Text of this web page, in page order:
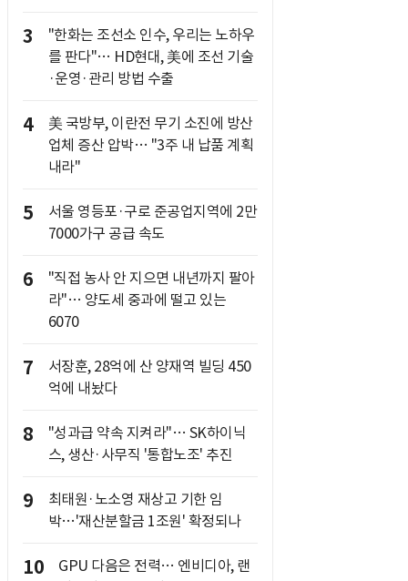
3
"한화는 조선소 인수, 우리는 노하우
를 판다"… HD현대, 美에 조선 기술
·운영·관리 방법 수출
4
美 국방부, 이란전 무기 소진에 방산
업체 증산 압박… "3주 내 납품 계획
내라"
5
서울 영등포·구로 준공업지역에 2만
7000가구 공급 속도
6
"직접 농사 안 지으면 내년까지 팔아
라"… 양도세 중과에 떨고 있는
6070
7
서장훈, 28억에 산 양재역 빌딩 450
억에 내놨다
8
"성과급 약속 지켜라"… SK하이닉
스, 생산·사무직 '통합노조' 추진
9
최태원·노소영 재상고 기한 임
박…'재산분할금 1조원' 확정되나
10
GPU 다음은 전력… 엔비디아, 랜